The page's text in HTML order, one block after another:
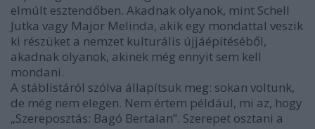
elmúlt esztendőben. Akadnak olyanok, mint Schell
Jutka vagy Major Melinda, akik egy mondattal veszik
ki részüket a nemzet kulturális újjáépítéséből,
akadnak olyanok, akinek még ennyit sem kell
mondani.
A stáblistáról szólva állapítsuk meg: sokan voltunk,
de még nem elegen. Nem értem például, mi az, hogy
„Szereposztás: Bagó Bertalan”. Szerepet osztani a